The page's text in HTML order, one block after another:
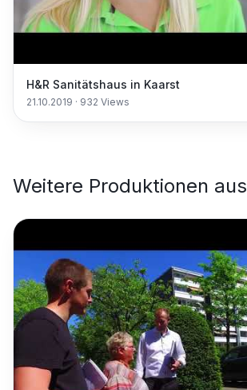
H&R Sanitätshaus in Kaarst
21.10.2019 · 932 Views
Weitere Produktionen aus